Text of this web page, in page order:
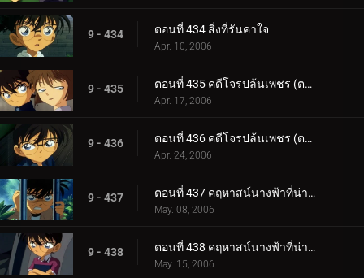
9 - 434 ตอนที่ 434 สิ่งที่รันคาใจ
Apr. 10, 2006
9 - 435 ตอนที่ 435 คดีโจรปล้นเพชร (ตอนแรก)
Apr. 17, 2006
9 - 436 ตอนที่ 436 คดีโจรปล้นเพชร (ตอนจบ)
Apr. 24, 2006
9 - 437 ตอนที่ 437 คฤหาสน์นางฟ้าที่น่าพิศวง (ตอนแรก)
May. 08, 2006
9 - 438 ตอนที่ 438 คฤหาสน์นางฟ้าที่น่าพิศวง (ตอนจบ)
May. 15, 2006